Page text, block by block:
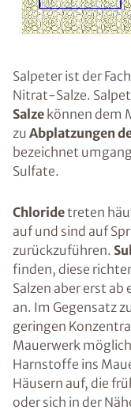
Salpeter ist der
Nitrat-Salze.
Salze können dem
zu Abplatzungen
bezeichnet
Sulfate.
Chloridetreten
auf und sind auf
zurückzuführen.
finden, diese
Salzen aber erst
an. Im Gegensatz
geringen
Mauerwerk
Harnstoffe ins
Häusern auf, die
oder sich in der